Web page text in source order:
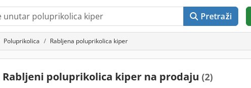
Pretraži
Poluprikolica Rabljena poluprikolica kiper
Rabljeni poluprikolica kiper na prodaju (2)